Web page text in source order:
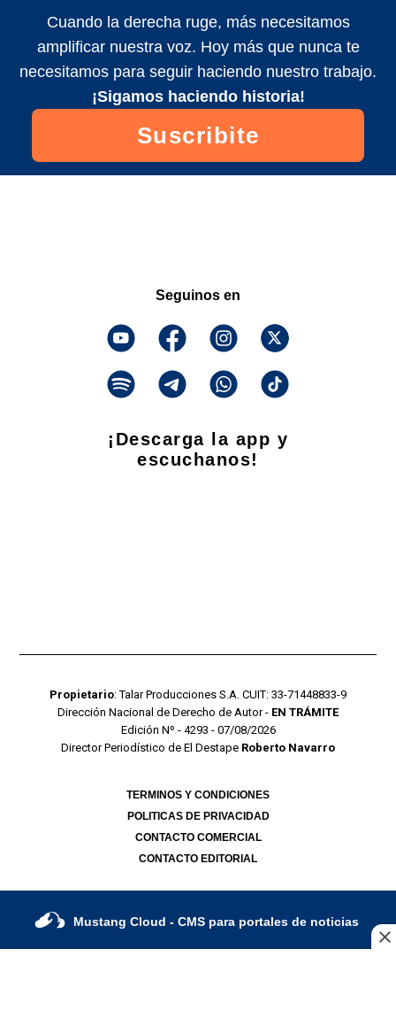
Cuando la derecha ruge, más necesitamos
amplificar nuestra voz. Hoy más que nunca te
necesitamos para seguir haciendo nuestro trabajo.
¡Sigamos haciendo historia!
Suscribite
Seguinos en
¡Descarga la app y
escuchanos!
Propietario: Talar Producciones S.A. CUIT: 33-71448833-9
Dirección Nacional de Derecho de Autor - EN TRÁMITE
Edición Nº - 4293 - 07/08/2026
Director Periodístico de El Destape Roberto Navarro
TERMINOS Y CONDICIONES
POLITICAS DE PRIVACIDAD
CONTACTO COMERCIAL
CONTACTO EDITORIAL
Mustang Cloud - CMS para portales de noticias